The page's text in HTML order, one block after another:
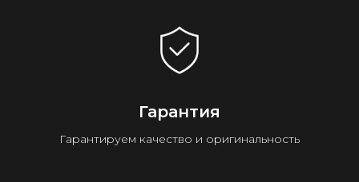
Гарантия
Гарантируем качество и оригинальность